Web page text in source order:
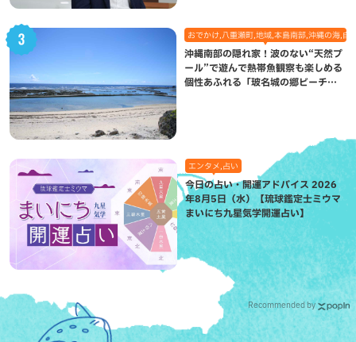
おでかけ,八重瀬町,地域,本島南部,沖縄の海,自
沖縄南部の隠れ家！波のない“天然プ
ール”で遊んで熱帯魚観察も楽しめる
個性あふれる「玻名城の郷ビーチ」
エンタメ,占い
今日の占い・開運アドバイス 2026
年8月5日（水）【琉球鑑定士ミウマ
まいにち九星気学開運占い】
Recommended by